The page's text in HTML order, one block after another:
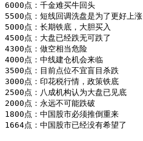
6000点：千金难买牛回头
5500点：短线回调洗盘是为了更好上涨
5000点：长期铁底，大胆买入
4500点：大盘已经跌无可跌了
4300点：做空相当危险
4000点：中线建仓机会来临
3500点：目前点位不宜盲目杀跌
3000点：印花税行情，政策铁底
2500点：八成机构认为大盘已见底
2000点：永远不可能跌破
1800点：中国股市必须推倒重来
1664点：中国股市已经没有希望了